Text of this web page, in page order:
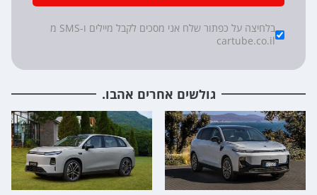
Checkboxes
*
בלחיצה על כפתור שלח אני מסכים לקבל מיילים ו-SMS מ
cartube.co.il
גולשים אחרים אהבו.